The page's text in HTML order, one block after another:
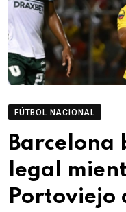
FÚTBOL NACIONAL
Barcelona
legal
Portoviejo